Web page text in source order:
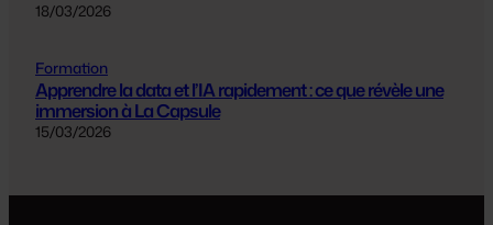
18/03/2026
Formation
Apprendre la data et l’IA rapidement : ce que révèle une
immersion à La Capsule
15/03/2026